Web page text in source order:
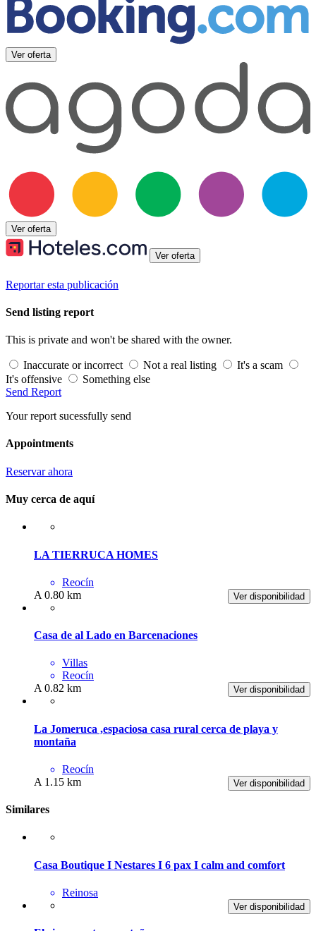
Ver oferta
Ver oferta
Ver oferta
Reportar esta publicación
Send listing report
This is private and won't be shared with the owner.
Inaccurate or incorrect Not a real listing
It's a scam
It's offensive
Something else
Send Report
Your report sucessfully send
Appointments
Reservar ahora
Muy cerca de aquí
LA TIERRUCA HOMES
Reocín
Ver disponibilidad
A 0.80 km
Casa de al Lado en Barcenaciones
Villas
Reocín
Ver disponibilidad
A 0.82 km
La Jomeruca ,espaciosa casa rural cerca de playa y
montaña
Reocín
Ver disponibilidad
A 1.15 km
Similares
Casa Boutique I Nestares I 6 pax I calm and comfort
Reinosa
Ver disponibilidad